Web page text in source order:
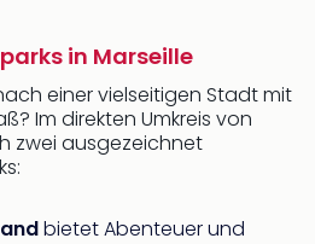
in Marseille
einer vielseitigen Stadt mit
Im direkten Umkreis von
zwei ausgezeichnet
bietet Abenteuer und